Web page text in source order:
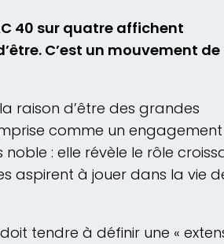
40 sur quatre affichent
C’est un mouvement
raison d’être des grandes
comme un engagement
noble : elle révèle le rôle
aspirent à jouer dans la vie
tendre à définir une «